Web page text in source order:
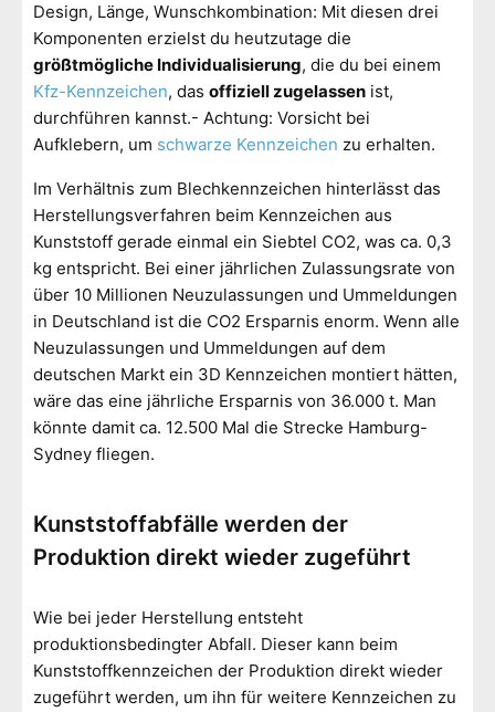
Design, Länge, Wunschkombination: Mit diesen drei
Komponenten erzielst du heutzutage die
größtmögliche Individualisierung, die du bei einem
Kfz-Kennzeichen, das offiziell zugelassen ist,
durchführen kannst.- Achtung: Vorsicht bei
Aufklebern, um schwarze Kennzeichen zu erhalten.
Im Verhältnis zum Blechkennzeichen hinterlässt das
Herstellungsverfahren beim Kennzeichen aus
Kunststoff gerade einmal ein Siebtel CO2, was ca. 0,3
kg entspricht. Bei einer jährlichen Zulassungsrate von
über 10 Millionen Neuzulassungen und Ummeldungen
in Deutschland ist die CO2 Ersparnis enorm. Wenn alle
Neuzulassungen und Ummeldungen auf dem
deutschen Markt ein 3D Kennzeichen montiert hätten,
wäre das eine jährliche Ersparnis von 36.000 t. Man
könnte damit ca. 12.500 Mal die Strecke Hamburg-
Sydney fliegen.
Kunststoffabfälle werden der
Produktion direkt wieder zugeführt
Wie bei jeder Herstellung entsteht
produktionsbedingter Abfall. Dieser kann beim
Kunststoffkennzeichen der Produktion direkt wieder
zugeführt werden, um ihn für weitere Kennzeichen zu